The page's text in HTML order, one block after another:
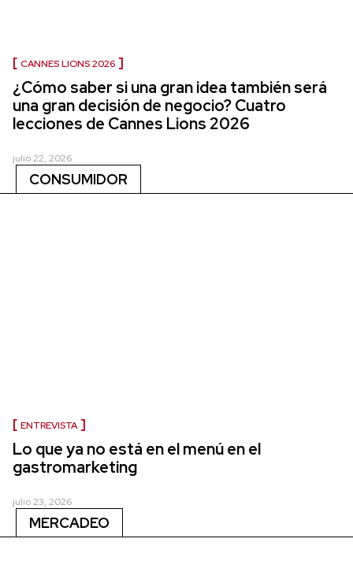
CANNES LIONS 2026
¿Cómo saber si una gran idea también será
una gran decisión de negocio? Cuatro
lecciones de Cannes Lions 2026
julio 22, 2026
CONSUMIDOR
ENTREVISTA
Lo que ya no está en el menú en el
gastromarketing
julio 23, 2026
MERCADEO